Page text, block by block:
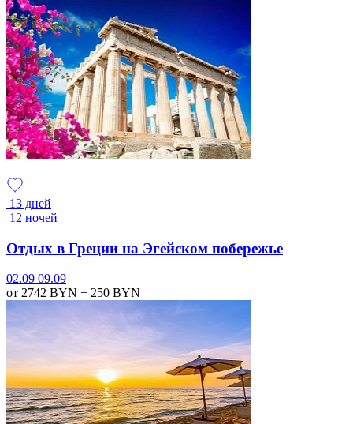
13 дней
12 ночей
Отдых в Греции на Эгейском побережье
02.09 09.09
от 2742 BYN + 250 BYN